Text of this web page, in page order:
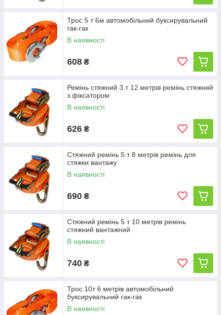
Трос 5 т 6м автомобільний буксирувальний
гак-гак
В наявності
608 ₴
Ремінь стяжний 3 т 12 метрів ремінь стяжний
з фіксатором
В наявності
626 ₴
Стяжний ремінь 5 т 8 метрів ремінь для
стяжки вантажу
В наявності
690 ₴
Стяжний ремінь 5 т 10 метрів ремінь
стяжний вантажний
В наявності
740 ₴
Трос 10т 6 метрів автомобільний
буксирувальний гак-гак
В наявності